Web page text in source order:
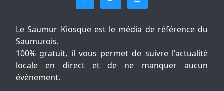
Le Saumur Kiosque est le média de référence du
Saumurois.
100% gratuit, il vous permet de suivre l'actualité
locale en direct et de ne manquer aucun
évènement.